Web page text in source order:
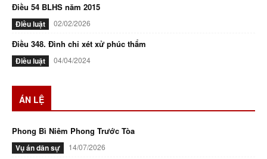
Điều 54 BLHS năm 2015
Điều luật 02/02/2026
Điều 348. Đình chỉ xét xử phúc thẩm
Điều luật 04/04/2024
ÁN LỆ
Phong Bì Niêm Phong Trước Tòa
Vụ án dân sự 14/07/2026